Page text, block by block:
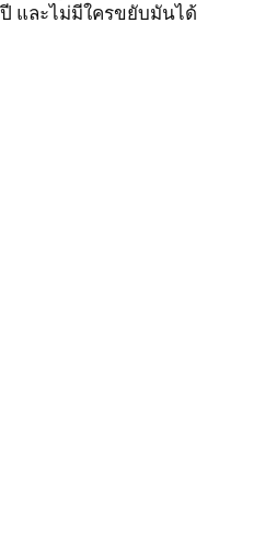
และไม่มีใครขยับมันได้